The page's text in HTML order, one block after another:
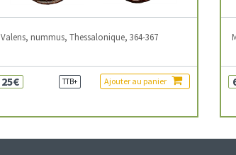
Valens, nummus, Thessalonique, 364-367
25€ TTB+ Ajouter au panier